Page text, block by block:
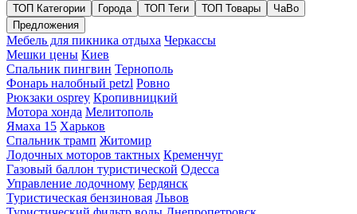
ТОП Категории Города ТОП Теги ТОП Товары
ЧаВо
Предложения
Мебель для пикника отдыха Черкассы
Мешки цены Киев
Спальник пингвин Тернополь
Фонарь налобный petzl Ровно
Рюкзаки osprey Кропивницкий
Мотора хонда Мелитополь
Ямаха 15 Харьков
Спальник трамп Житомир
Лодочных моторов тактных Кременчуг
Газовый баллон туристической Одесса
Управление лодочному Бердянск
Туристическая бензиновая Львов